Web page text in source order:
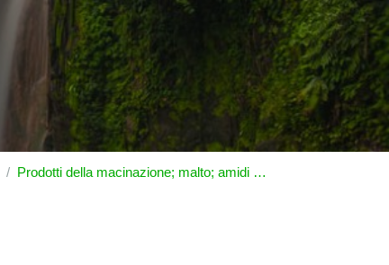
Prodotti della macinazione; malto; amidi e fecole; inulina; glutine di frumento